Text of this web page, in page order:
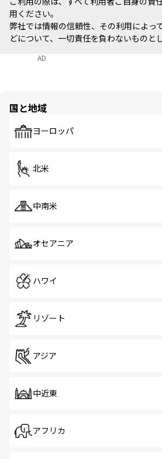
用ください。
弊社では情報の信頼性、その利用によっ
どについて、一切責任を負わないものとし
AD
国と地域
ヨーロッパ
北米
中南米
オセアニア
ハワイ
リゾート
アジア
中近東
アフリカ